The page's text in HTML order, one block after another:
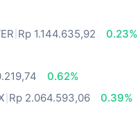
Rp 1.144.635,92
0.23%
0.62%
Rp 2.064.593,06
0.39%